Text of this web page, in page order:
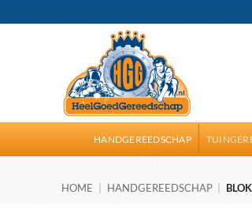
naar
HANDGEREEDSCHAP
HOME | HANDGEREEDSCHAP |